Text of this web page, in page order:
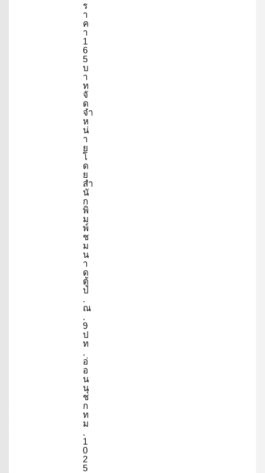
ร
า
ค
า
1
6
5
บ
า
ท
จั
ด
จำ
ห
น่
า
ย
โ
ด
ย
สำ
นั
ก
พิ
ม
พ์
ช
ม
น
า
ด
ตู้
ป
.
ณ
.
9
ป
ท
.
อ่
อ
น
นุ
ช
ก
ท
ม
.
1
0
2
5